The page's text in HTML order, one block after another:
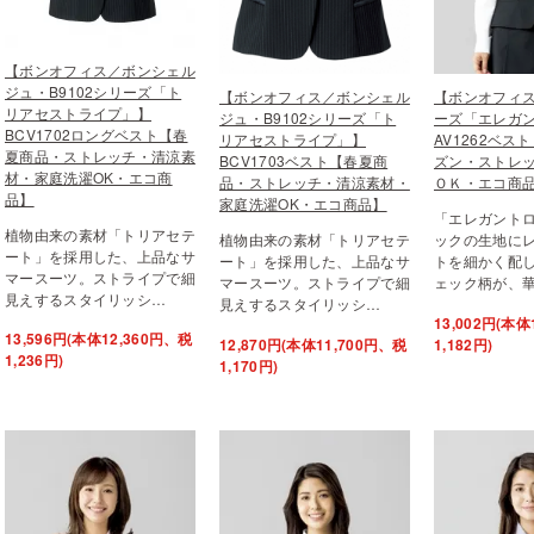
【ボンオフィス／ボンシェル
ジュ・B9102シリーズ「ト
リアセストライプ」】
BCV1702ロングベスト【春
夏商品・ストレッチ・清涼素
材・家庭洗濯OK・エコ商
品】
植物由来の素材「トリアセテ
ート」を採用した、上品なサ
マースーツ。ストライプで細
見えするスタイリッシ…
13,596円(本体12,360円、税
1,236円)
【ボンオフィス／ボンシェル
ジュ・B9102シリーズ「ト
リアセストライプ」】
BCV1703ベスト【春夏商
品・ストレッチ・清涼素材・
家庭洗濯OK・エコ商品】
植物由来の素材「トリアセテ
ート」を採用した、上品なサ
マースーツ。ストライプで細
見えするスタイリッシ…
12,870円(本体11,700円、税
1,170円)
【ボンオフィ
ーズ「エレガ
AV1262ベス
ズン・ストレ
ＯＫ・エコ商
「エレガント
ックの生地に
トを細かく配
ェック柄が、
13,002円(本
1,182円)